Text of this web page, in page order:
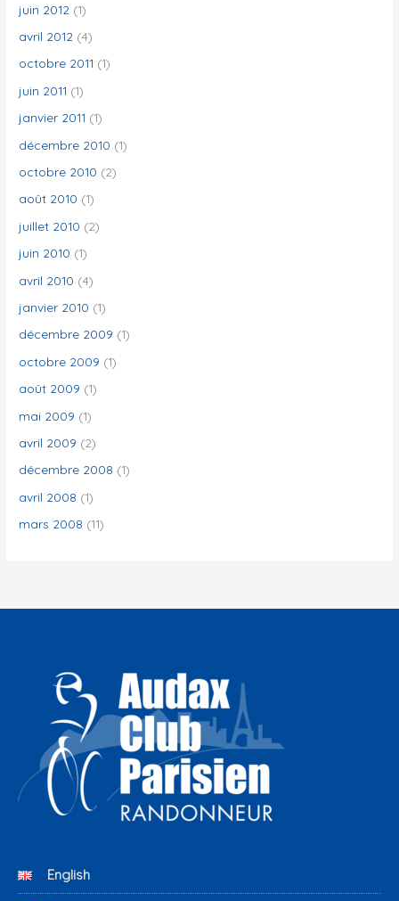
juin 2012 (1)
avril 2012 (4)
octobre 2011 (1)
juin 2011 (1)
janvier 2011 (1)
décembre 2010 (1)
octobre 2010 (2)
août 2010 (1)
juillet 2010 (2)
juin 2010 (1)
avril 2010 (4)
janvier 2010 (1)
décembre 2009 (1)
octobre 2009 (1)
août 2009 (1)
mai 2009 (1)
avril 2009 (2)
décembre 2008 (1)
avril 2008 (1)
mars 2008 (11)
English